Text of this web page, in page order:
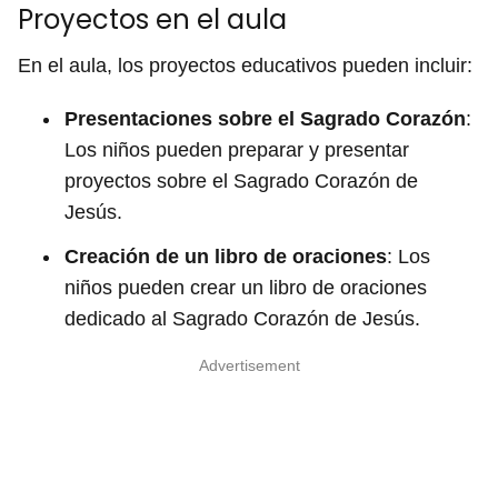
Proyectos en el aula
En el aula, los proyectos educativos pueden incluir:
Presentaciones sobre el Sagrado Corazón:
Los niños pueden preparar y presentar
proyectos sobre el Sagrado Corazón de
Jesús.
Creación de un libro de oraciones: Los
niños pueden crear un libro de oraciones
dedicado al Sagrado Corazón de Jesús.
Advertisement